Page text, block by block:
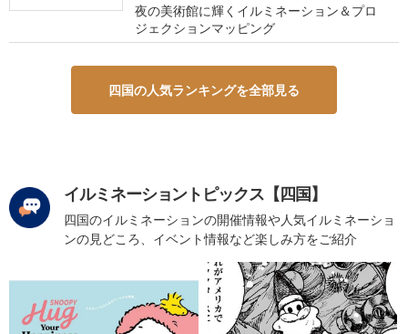
夜の美術館に輝くイルミネーション＆プロ
ジェクションマッピング
四国の人気ランキングを全部見る
イルミネーショントピックス【四国】
四国のイルミネーションの開催情報や人気イルミネーショ
ンの見どころ、イベント情報など楽しみ方をご紹介